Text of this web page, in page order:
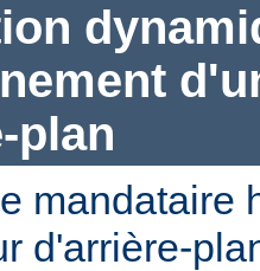
plan
mandataire
d'arrière-